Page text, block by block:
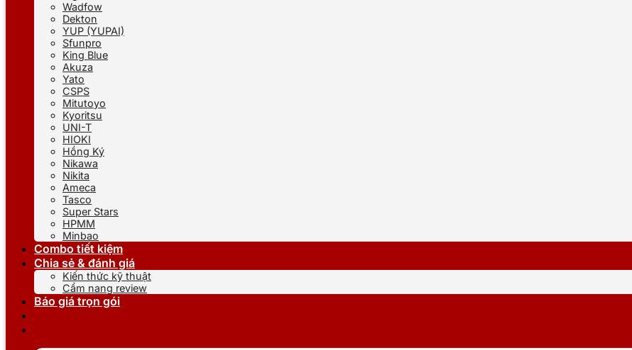
Wadfow
Dekton
YUP (YUPAI)
Sfunpro
King Blue
Akuza
Yato
CSPS
Mitutoyo
Kyoritsu
UNI-T
HIOKI
Hồng Ký
Nikawa
Nikita
Ameca
Tasco
Super Stars
HPMM
Minbao
Combo tiết kiệm
Chia sẻ & đánh giá
Kiến thức kỹ thuật
Cẩm nang review
Báo giá trọn gói